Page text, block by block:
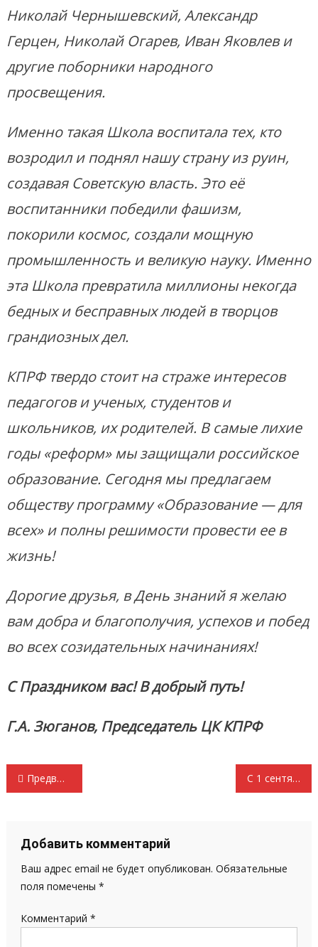
Николай Чернышевский, Александр
Герцен, Николай Огарев, Иван Яковлев и
другие поборники народного
просвещения.
Именно такая Школа воспитала тех, кто
возродил и поднял нашу страну из руин,
создавая Советскую власть. Это её
воспитанники победили фашизм,
покорили космос, создали мощную
промышленность и великую науку. Именно
эта Школа превратила миллионы некогда
бедных и бесправных людей в творцов
грандиозных дел.
КПРФ твердо стоит на страже интересов
педагогов и ученых, студентов и
школьников, их родителей. В самые лихие
годы «реформ» мы защищали российское
образование. Сегодня мы предлагаем
обществу программу «Образование — для
всех» и полны решимости провести ее в
жизнь!
Дорогие друзья, в День знаний я желаю
вам добра и благополучия, успехов и побед
во всех созидательных начинаниях!
С Праздником вас! В добрый путь!
Г.А. Зюганов, Председатель ЦК КПРФ
Навигация
записям
Предвыборные задачи КПРФ С 1 сентября!
Добавить комментарий
Ваш адрес email не будет опубликован. Обязательные
поля помечены *
Комментарий *